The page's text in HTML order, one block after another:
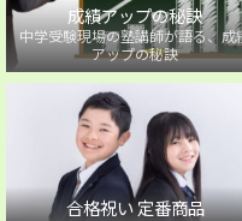
成績アップの秘訣
中学受験現場の塾講師が語る、成
アップの秘訣
合格祝い 定番商品